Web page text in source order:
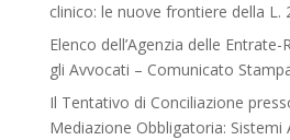
clinico: le nuove frontiere della L.
Elenco dell’Agenzia delle
gli Avvocati – Comunicato
Il Tentativo di Conciliazione
Mediazione Obbligatoria: Sistemi